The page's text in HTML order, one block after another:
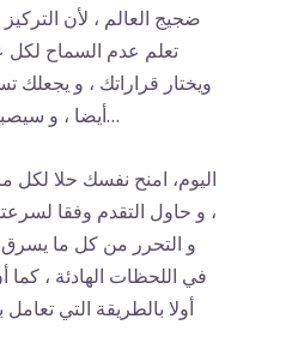
ضجيج العالم ، لأن
تعلم عدم السماح لكل
ويختار قراراتك ، و
أيضا ، و سيصبح من الأسهل تبسيط اتصالك بالله وحكمتك الإلهية…
اليوم، امنح نفسك حلا
، و حاول التقدم وفقا
و التحرر من كل ما يسرق
في اللحظات الهادئة ، كما
أولا بالطريقة التي